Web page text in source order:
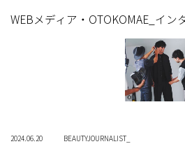
WEBメディア・OTOKOMAE_イン
2024.06.20 BEAUTYJOURNALIST_